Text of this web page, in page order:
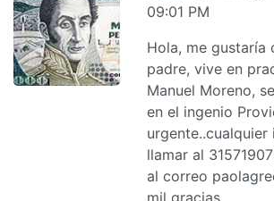
09:01 PM
Hola, me gustaría
padre, vive en
Manuel Moreno,
en el ingenio
urgente..cualquier
llamar al
al correo
mil gracias